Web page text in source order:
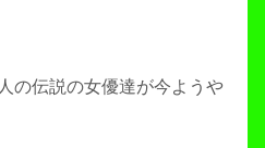
の伝説の女優達が今ようや